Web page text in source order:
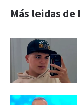
Más leidas de